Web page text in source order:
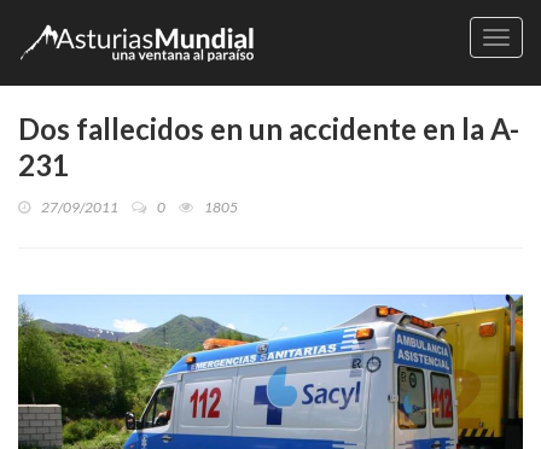
Dos fallecidos en un accidente en la A-
231
27/09/2011 0 1805